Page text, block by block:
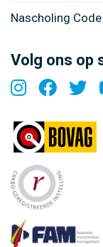
Nascholing
Volg ons op